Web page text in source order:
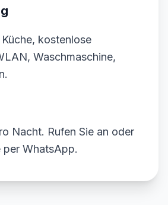
kostenlose
Waschmaschine,
Nacht. Rufen Sie an oder
per WhatsApp.